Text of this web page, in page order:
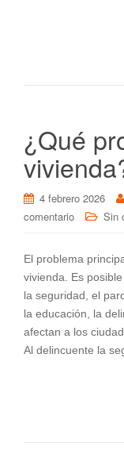
¿Qué
4 febrero 2026
comentario
Sin
El problema
vivienda. Es
la seguridad, el
la educación, la
afectan a los
Al delincuente la